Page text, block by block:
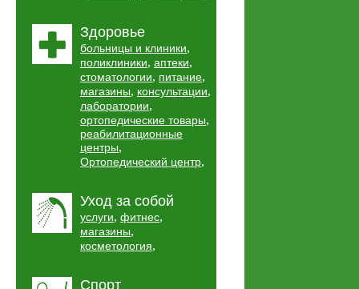
Здоровье
больницы и клиники,
поликлиники, аптеки,
стоматологии, питание,
магазины, консультации,
лаборатории,
ортопедические товары,
реабилитационные
центры,
Ортопедический центр,
Уход за собой
услуги, фитнес,
магазины,
косметология,
Спорт